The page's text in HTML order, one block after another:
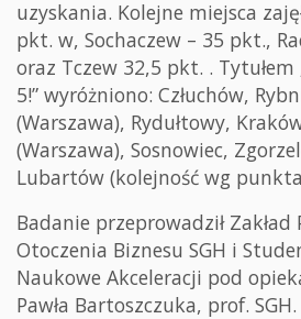
uzyskania. Kolejne miejsca
pkt. w, Sochaczew – 35 pkt.,
oraz Tczew 32,5 pkt. . Tytułem
5!” wyróżniono: Człuchów,
(Warszawa), Rydułtowy,
(Warszawa), Sosnowiec,
Lubartów (kolejność wg
Badanie przeprowadził
Otoczenia Biznesu SGH i
Naukowe Akceleracji pod
Pawła Bartoszczuka, prof. SGH.